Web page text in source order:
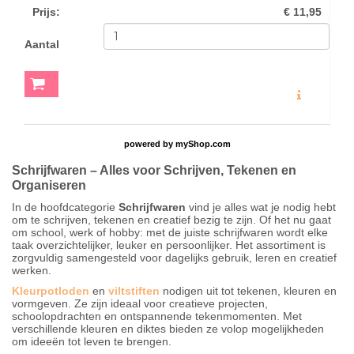
Prijs: € 11,95
Aantal
powered by myShop.com
Schrijfwaren – Alles voor Schrijven, Tekenen en
Organiseren
In de hoofdcategorie Schrijfwaren vind je alles wat je nodig hebt
om te schrijven, tekenen en creatief bezig te zijn. Of het nu gaat
om school, werk of hobby: met de juiste schrijfwaren wordt elke
taak overzichtelijker, leuker en persoonlijker. Het assortiment is
zorgvuldig samengesteld voor dagelijks gebruik, leren en creatief
werken.
Kleurpotloden en viltstiften nodigen uit tot tekenen, kleuren en
vormgeven. Ze zijn ideaal voor creatieve projecten,
schoolopdrachten en ontspannende tekenmomenten. Met
verschillende kleuren en diktes bieden ze volop mogelijkheden
om ideeën tot leven te brengen.